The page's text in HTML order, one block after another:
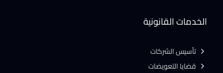
الخدمات القانونية
تأسيس الشركات
قضايا التعويضات